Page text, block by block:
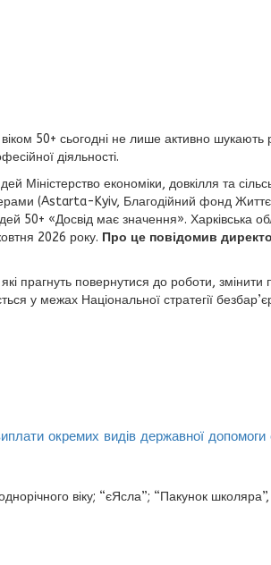
50+ сьогодні не лише активно
діяльності.
Міністерство економіки, довкілля та
(Astarta-Kyiv, Благодійний фонд
50+ «Досвід має значення». Харківська
2026 року. Про це повідомив
прагнуть повернутися до роботи,
у межах Національної стратегії
окремих видів державної допомоги
віку; “єЯсла”; “Пакунок